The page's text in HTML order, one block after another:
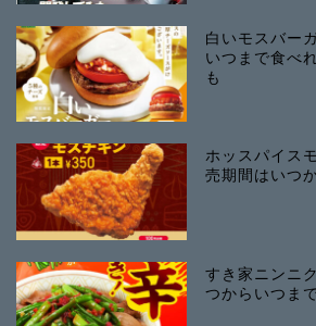
白いモスバー
いつまで食べ
も
ホッスパイス
売期間はいつ
すき家ニンニ
つからいつま